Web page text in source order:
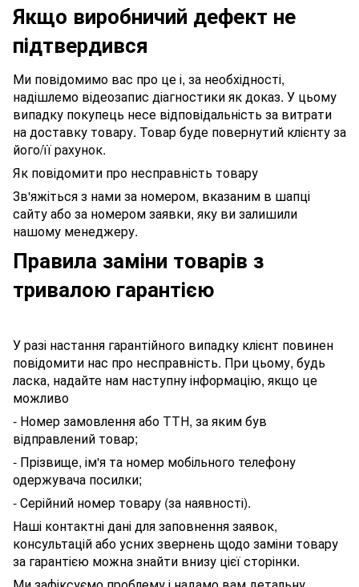
Якщо виробничий дефект не
підтвердився
Ми повідомимо вас про це і, за необхідності,
надішлемо відеозапис діагностики як доказ. У цьому
випадку покупець несе відповідальність за витрати
на доставку товару. Товар буде повернутий клієнту за
його/її рахунок.
Як повідомити про несправність товару
Зв'яжіться з нами за номером, вказаним в шапці
сайту або за номером заявки, яку ви залишили
нашому менеджеру.
Правила заміни товарів з
тривалою гарантією
У разі настання гарантійного випадку клієнт повинен
повідомити нас про несправність. При цьому, будь
ласка, надайте нам наступну інформацію, якщо це
можливо
- Номер замовлення або ТТН, за яким був
відправлений товар;
- Прізвище, ім'я та номер мобільного телефону
одержувача посилки;
- Серійний номер товару (за наявності).
Наші контактні дані для заповнення заявок,
консультацій або усних звернень щодо заміни товару
за гарантією можна знайти внизу цієї сторінки.